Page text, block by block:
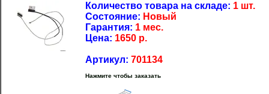
Количество товара на складе: 1 шт.
Состояние: Новый
Гарантия: 1 мес.
Цена: 1650 р.
Артикул: 701134
Нажмите чтобы заказать